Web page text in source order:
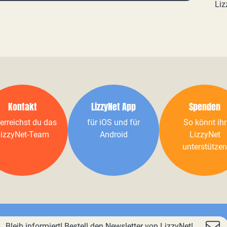
Kontakt
du das
Team
LizzyNet App
für iOS und für
Android
Spenden
So könnt ihr
LizzyNet
unterstützen